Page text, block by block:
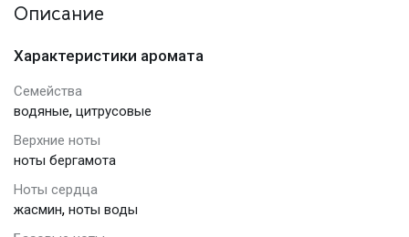
Описание
Характеристики аромата
Семейства
водяные, цитрусовые
Верхние ноты
ноты бергамота
Ноты сердца
жасмин, ноты воды